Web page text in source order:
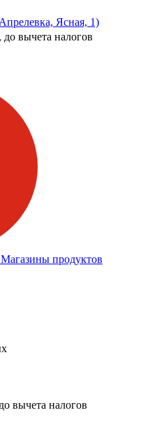
Ясная, 1)
до вычета налогов
продуктов
до вычета налогов